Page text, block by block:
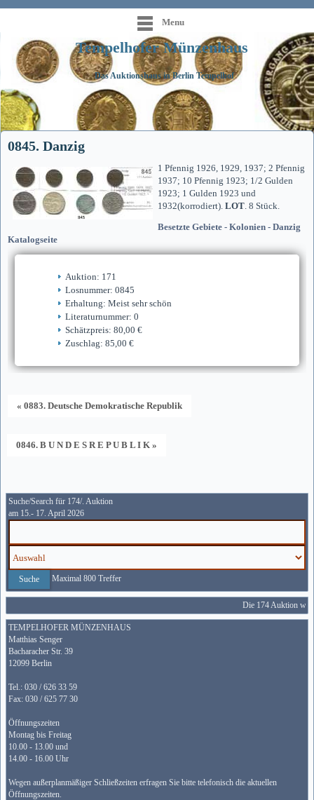
Menu
Tempelhofer Münzenhaus
Das Auktionshaus in Berlin Tempelhof
0845. Danzig
1 Pfennig 1926, 1929, 1937; 2 Pfennig
1937; 10 Pfennig 1923; 1/2 Gulden
1923; 1 Gulden 1923 und
1932(korrodiert). LOT. 8 Stück.
Besetzte Gebiete - Kolonien - Danzig
Katalogseite
Auktion: 171
Losnummer: 0845
Erhaltung: Meist sehr schön
Literaturnummer: 0
Schätzpreis: 80,00 €
Zuschlag: 85,00 €
« 0883. Deutsche Demokratische Republik
0846. B U N D E S R E P U B L I K »
Suche/Search für 174/. Auktion
am 15.- 17. April 2026
Maximal 800 Treffer
Die 174 Auktion
TEMPELHOFER MÜNZENHAUS
Matthias Senger
Bacharacher Str. 39
12099 Berlin
Tel.: 030 / 626 33 59
Fax: 030 / 625 77 30
Öffnungszeiten
Montag bis Freitag
10.00 - 13.00 und
14.00 - 16.00 Uhr
Wegen außerplanmäßiger Schließzeiten erfragen Sie bitte telefonisch die aktuellen
Öffnungszeiten.